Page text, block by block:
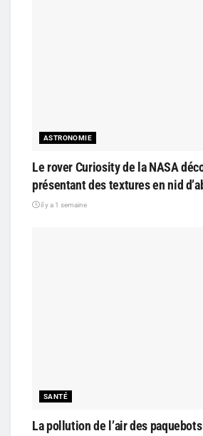
ASTRONOMIE
Le rover Curiosity de la NASA
présentant des textures en nid
il y a 1 semaine
SANTÉ
La pollution de l’air des